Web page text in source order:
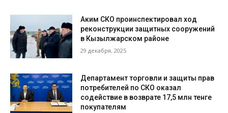
Аким СКО проинспектировал ход
реконструкции защитных сооружений
в Кызылжарском районе
29 декабря, 2025
Департамент торговли и защиты прав
потребителей по СКО оказал
содействие в возврате 17,5 млн тенге
покупателям